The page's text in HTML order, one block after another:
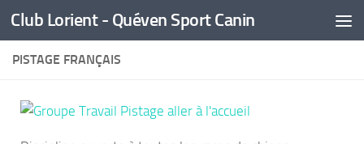
Skip to content
Club Lorient - Quéven Sport Canin
PISTAGE FRANÇAIS